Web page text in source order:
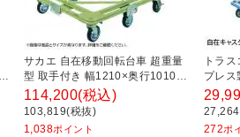
サカエ 自在移動回転台車 超重量
型 取手付き 幅1210×奥行1010×
高さ952mm RH-3TG
114,200(税込)
103,819(税抜)
1,038ポイント
トラ
プレス
車 2段
全体耐
272ポ